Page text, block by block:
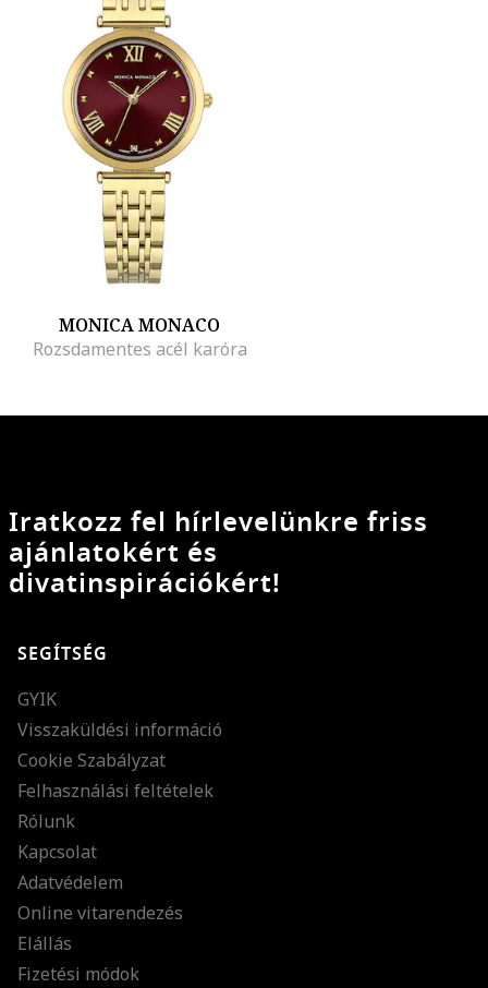
MONICA MONACO
Rozsdamentes acél karóra
Iratkozz fel hírlevelünkre friss
ajánlatokért és
divatinspirációkért!
SEGÍTSÉG
GYIK
Visszaküldési információ
Cookie Szabályzat
Felhasználási feltételek
Rólunk
Kapcsolat
Adatvédelem
Online vitarendezés
Elállás
Fizetési módok